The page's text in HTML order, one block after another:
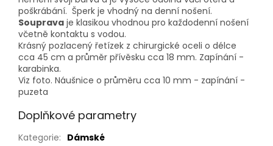
poškrábání. Šperk je vhodný na denní nošení.
Souprava je klasikou vhodnou pro každodenní nošení
včetně kontaktu s vodou.
Krásný pozlacený řetízek z chirurgické oceli o délce
cca 45 cm a průměr přívěsku cca 18 mm. Zapínání -
karabinka.
Viz foto. Náušnice o průměru cca 10 mm - zapínání -
puzeta
Doplňkové parametry
Kategorie: Dámské